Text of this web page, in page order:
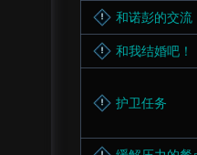
和诺彭的交流
和我结婚吧！
护卫任务